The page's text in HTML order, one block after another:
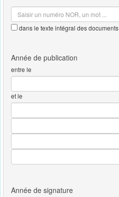
dans le texte intégral des documents
entre le
et le